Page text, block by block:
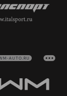
AUTO.RU